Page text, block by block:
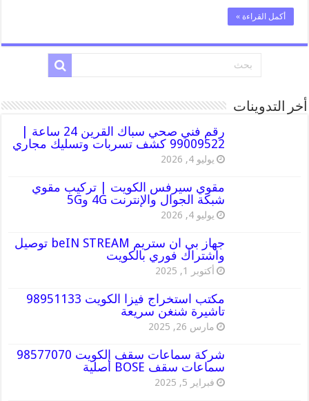
أكمل القراءة »
أخر التدوينات
رقم فني صحي سباك القرين 24 ساعة |
99009522 كشف تسربات وتسليك مجاري
يوليو 4, 2026
مقوي سيرفس الكويت | تركيب مقوي
شبكة الجوال والإنترنت 4G و5G
يوليو 4, 2026
جهاز بي ان ستريم beIN STREAM توصيل
واشتراك فوري بالكويت
أكتوبر 1, 2025
مكتب استخراج فيزا الكويت 98951133
تاشيرة شنغن سريعة
مارس 26, 2025
شركة سماعات سقف الكويت 98577070
سماعات سقف BOSE أصلية
فبراير 5, 2025